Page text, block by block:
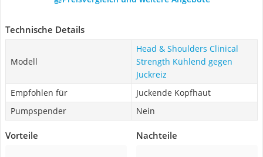
Technische Details
Modell
Head & Shoulders Clinical
Strength Kühlend gegen
Juckreiz
Empfohlen für
Juckende Kopfhaut
Pumpspender
Nein
Vorteile Nachteile